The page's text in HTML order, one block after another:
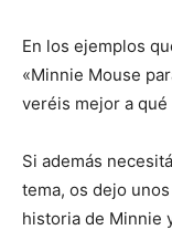
En los ejemplos
«Minnie Mouse
veréis mejor a
Si además
tema, os dejo
historia de Minnie